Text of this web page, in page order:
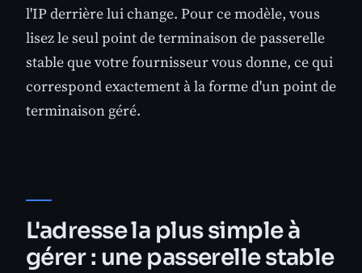
l'IP derrière lui change. Pour ce modèle, vous
lisez le seul point de terminaison de passerelle
stable que votre fournisseur vous donne, ce qui
correspond exactement à la forme d'un point de
terminaison géré.
L'adresse la plus simple à
gérer : une passerelle stable